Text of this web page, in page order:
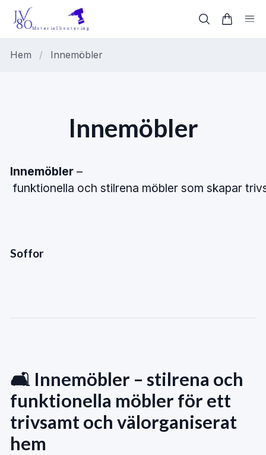
Hem / Innemöbler
Innemöbler
Innemöbler –
funktionella och stilrena möbler som skapar
Soffor
🛋️ Innemöbler – stilrena och
funktionella möbler för ett
trivsamt och välorganiserat
hem